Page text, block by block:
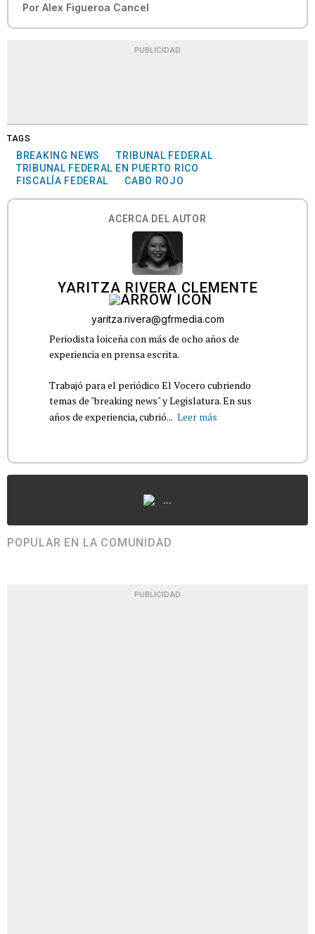
Por Alex Figueroa Cancel
PUBLICIDAD
TAGS
BREAKING NEWS
TRIBUNAL FEDERAL
TRIBUNAL FEDERAL EN PUERTO RICO
FISCALÍA FEDERAL
CABO ROJO
ACERCA DEL AUTOR
YARITZA RIVERA CLEMENTE
yaritza.rivera@gfrmedia.com
Periodista loiceña con más de ocho años de
experiencia en prensa escrita.
Trabajó para el periódico El Vocero cubriendo
temas de "breaking news" y Legislatura. En sus
años de experiencia, cubrió... Leer más
...
POPULAR EN LA COMUNIDAD
PUBLICIDAD